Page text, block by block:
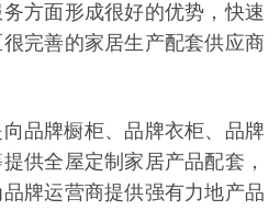
方面形成很好的优势，快速
完善的家居生产配套供应商
品牌橱柜、品牌衣柜、品牌
供全屋定制家居产品配套，
牌运营商提供强有力地产品